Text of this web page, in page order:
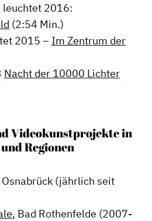
leuchtet 2016:
(2:54 Min.)
2015 – Im Zentrum der
Nacht der 10000 Lichter
Videokunstprojekte in
Regionen
Osnabrück (jährlich seit
, Bad Rothenfelde (2007-